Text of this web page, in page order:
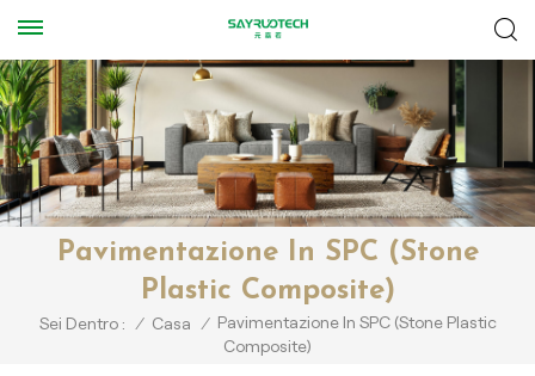
Pavimentazione In SPC (Stone
Plastic Composite)
Sei Dentro : / Casa / Pavimentazione In SPC (Stone Plastic
Composite)